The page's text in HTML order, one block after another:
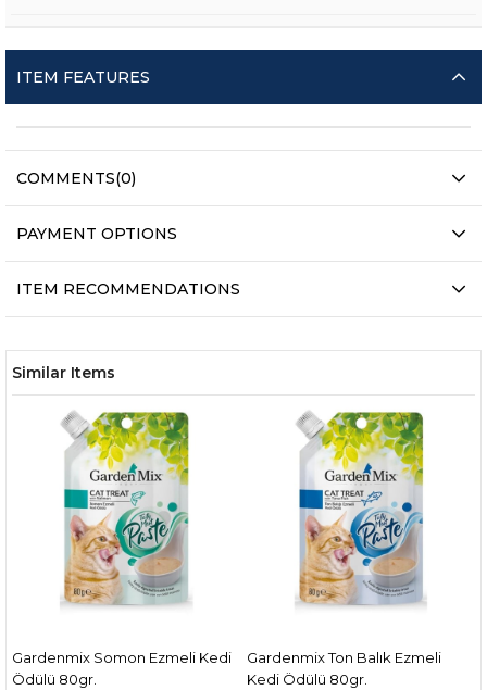
ITEM FEATURES
COMMENTS(0)
PAYMENT OPTIONS
ITEM RECOMMENDATIONS
Similar Items
Kedi
Gardenmix Ton Balık Ezmeli
Kedi Ödülü 80gr.
Gardenmix Tavuk Eti
Kedi Ödülü 80gr.